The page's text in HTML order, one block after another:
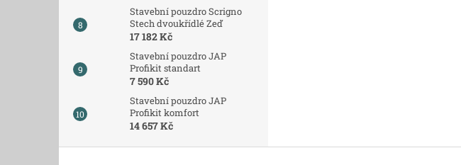
Stavební pouzdro Scrigno
Stech dvoukřídlé Zeď
17 182 Kč
Stavební pouzdro JAP
Profikit standart
7 590 Kč
Stavební pouzdro JAP
Profikit komfort
14 657 Kč